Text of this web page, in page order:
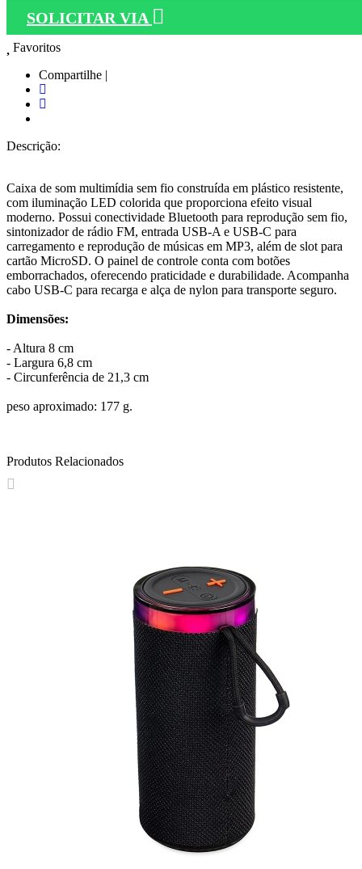
SOLICITAR VIA
Favoritos
Compartilhe |
Descrição:
Caixa de som multimídia sem fio construída em plástico resistente,
com iluminação LED colorida que proporciona efeito visual
moderno. Possui conectividade Bluetooth para reprodução sem fio,
sintonizador de rádio FM, entrada USB-A e USB-C para
carregamento e reprodução de músicas em MP3, além de slot para
cartão MicroSD. O painel de controle conta com botões
emborrachados, oferecendo praticidade e durabilidade. Acompanha
cabo USB-C para recarga e alça de nylon para transporte seguro.
Dimensões:
- Altura 8 cm
- Largura 6,8 cm
- Circunferência de 21,3 cm
peso aproximado: 177 g.
Produtos Relacionados